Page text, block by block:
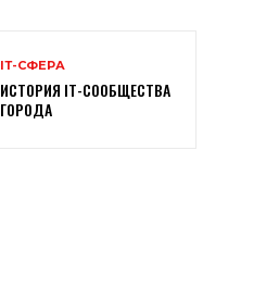
ІТ-СФЕРА
ИСТОРИЯ IT-СООБЩЕСТВА
ГОРОДА